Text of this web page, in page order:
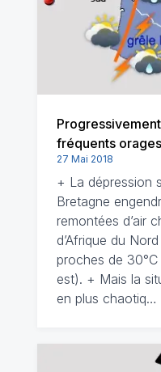
fréquents
27 Mai 2018
+ La dépression
Bretagne
remontées d’air
d’Afrique du
proches de
est). + Mais la
en plus chaotiq…